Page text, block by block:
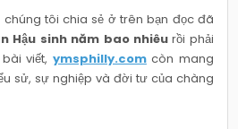
tôi chia sẻ ở trên bạn đọc đã
Hậu sinh năm bao nhiêurồi phải
viết, ymsphilly.comcòn mang
sử, sự nghiệp và đời tư của chàng